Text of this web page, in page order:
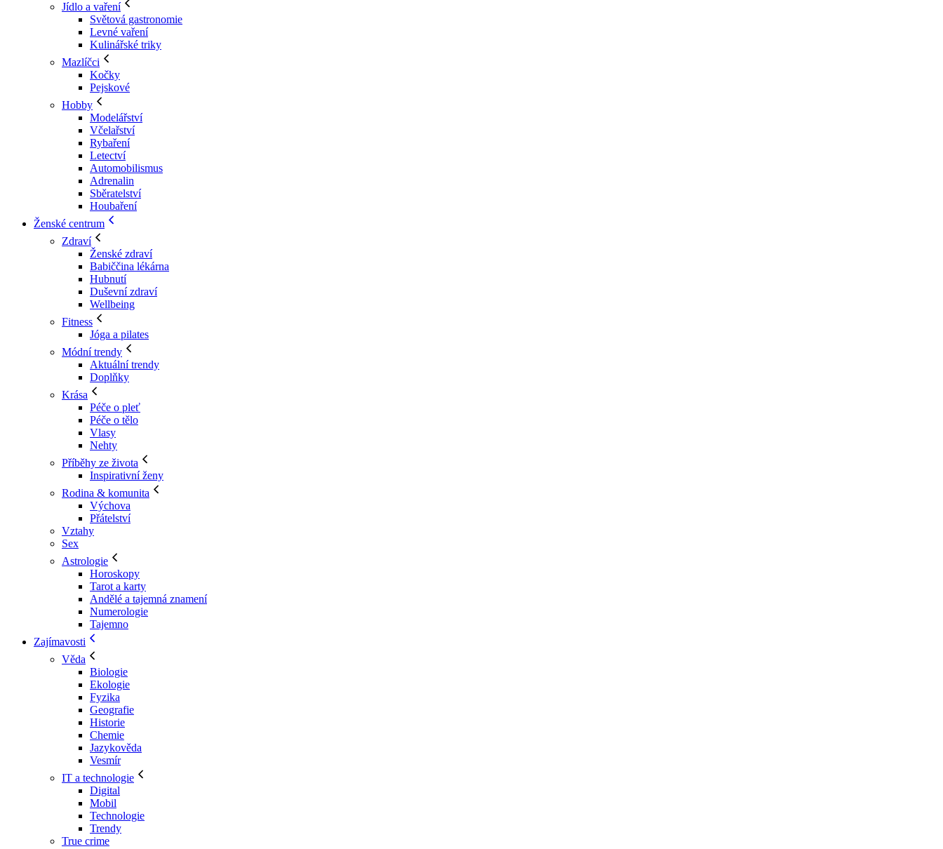
Jídlo a vaření
Světová gastronomie
Levné vaření
Kulinářské triky
Mazlíčci
Kočky
Pejskové
Hobby
Modelářství
Včelařství
Rybaření
Letectví
Automobilismus
Adrenalin
Sběratelství
Houbaření
Ženské centrum
Zdraví
Ženské zdraví
Babiččina lékárna
Hubnutí
Duševní zdraví
Wellbeing
Fitness
Jóga a pilates
Módní trendy
Aktuální trendy
Doplňky
Krása
Péče o pleť
Péče o tělo
Vlasy
Nehty
Příběhy ze života
Inspirativní ženy
Rodina & komunita
Výchova
Přátelství
Vztahy
Sex
Astrologie
Horoskopy
Tarot a karty
Andělé a tajemná znamení
Numerologie
Tajemno
Zajímavosti
Věda
Biologie
Ekologie
Fyzika
Geografie
Historie
Chemie
Jazykověda
Vesmír
IT a technologie
Digital
Mobil
Technologie
Trendy
True crime